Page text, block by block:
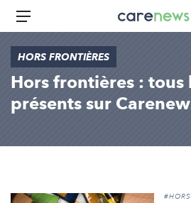
Aller
principal
Carenews,
Le
acteurs
de
l'engagement
Menu
HORS FRONTIÈRES
Hors frontières : tous
présents sur